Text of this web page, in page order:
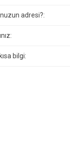
adresi?:
bilgi: